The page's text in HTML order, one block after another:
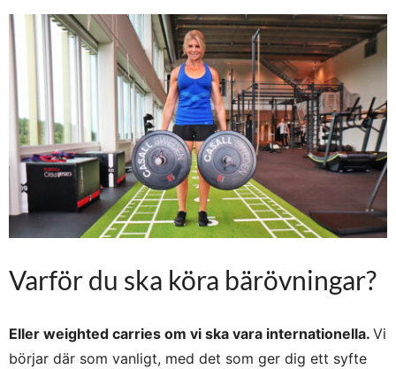
Varför du ska köra bärövningar?
Eller weighted carries om vi ska vara internationella. Vi
börjar där som vanligt, med det som ger dig ett syfte